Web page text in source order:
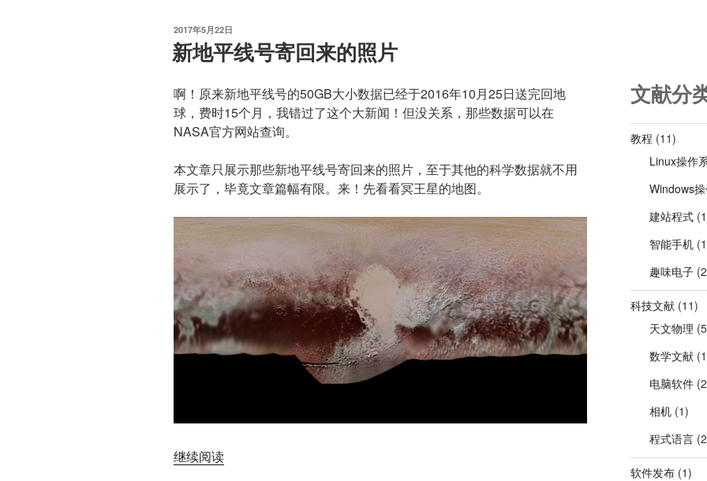
发
布
于
2017年5月22日
新地平线号寄回来的照片
啊！原来新地平线号的50GB大小数据已经于2016年10月25日送完回地
球，费时15个月，我错过了这个大新闻！但没关系，那些数据可以在
NASA官方网站查询。
本文章只展示那些新地平线号寄回来的照片，至于其他的科学数据就不用
展示了，毕竟文章篇幅有限。来！先看看冥王星的地图。
继续阅读“新
文献分
教程 (11)
Linux操作
Windows
建站程式
智能手机
趣味电子
科技文献(11)
天文物理
数学文献
电脑软件
相机(1)
程式语言
软件发布(1)